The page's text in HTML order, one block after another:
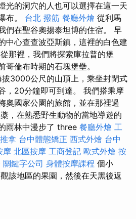
光的洞穴的人也可以選擇在這一天
布。 台北 撥筋 餐廳外燴 從利馬
們在聖谷奧揚泰坦博的住宿。 早
中心查查波亞斯鎮，這裡的白色建
那裡，我們將探索庫拉普的堡
倫布時期的石塊堡壘。
3000公尺的山頂上，乘坐封閉式
，20分鐘即可到達。 我們搭乘摩
奧國家公園的旅館，並在那裡過
，在熟悉野生動物的當地導遊的
雨林中漫步了 three 餐廳外燴 工
拿 台中體態矯正 西式外燴 台中
摩 北區按摩 工商登記 歐式外燴 按
關鍵字公司 身體按摩課程 個小
該地區的果園，然後在天黑後返